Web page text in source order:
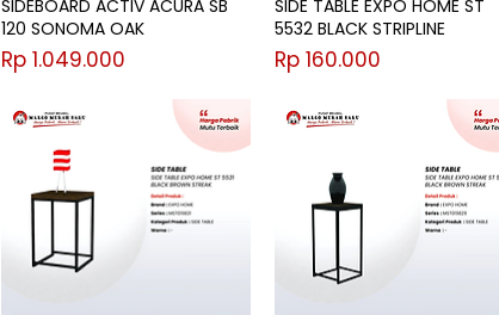
SIDEBOARD ACTIV ACURA SB
120 SONOMA OAK
Harga
Rp 1.049.000
SIDE TABLE EXPO HOME ST
5532 BLACK STRIPLINE
Harga
Rp 160.000